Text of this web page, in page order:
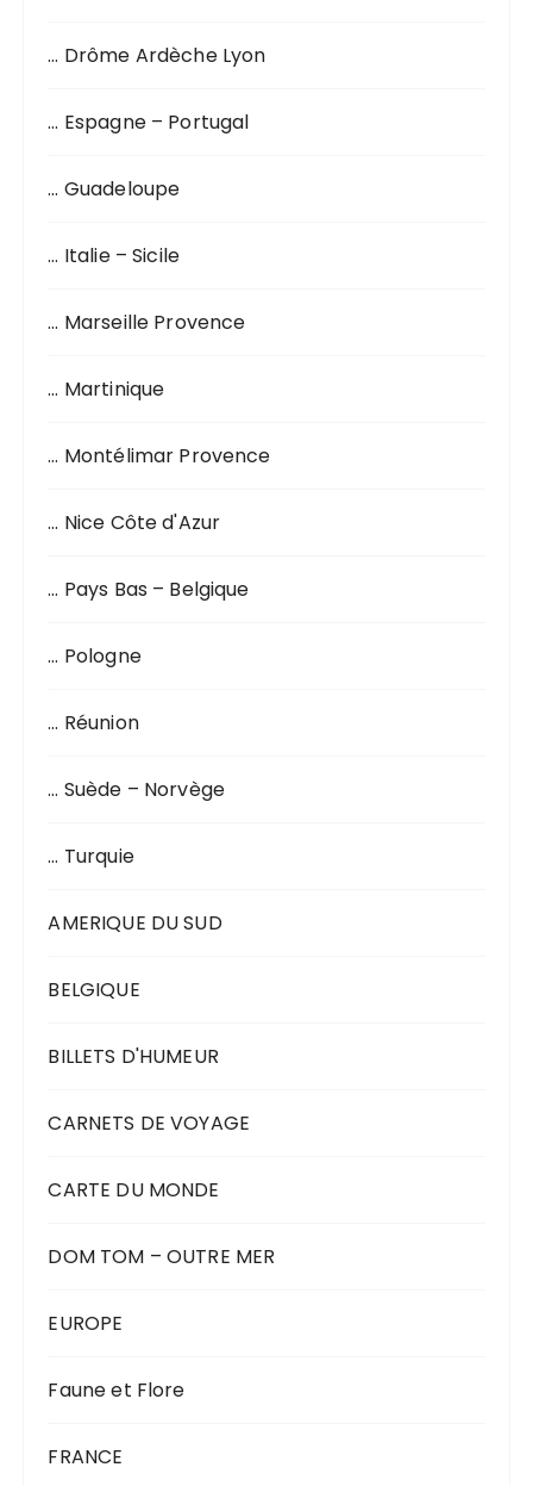
… Drôme Ardèche Lyon
… Espagne – Portugal
… Guadeloupe
… Italie – Sicile
… Marseille Provence
… Martinique
… Montélimar Provence
… Nice Côte d'Azur
… Pays Bas – Belgique
… Pologne
… Réunion
… Suède – Norvège
… Turquie
AMERIQUE DU SUD
BELGIQUE
BILLETS D'HUMEUR
CARNETS DE VOYAGE
CARTE DU MONDE
DOM TOM – OUTRE MER
EUROPE
Faune et Flore
FRANCE